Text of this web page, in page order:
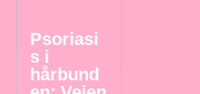
Psoriasi
s i
hårbund